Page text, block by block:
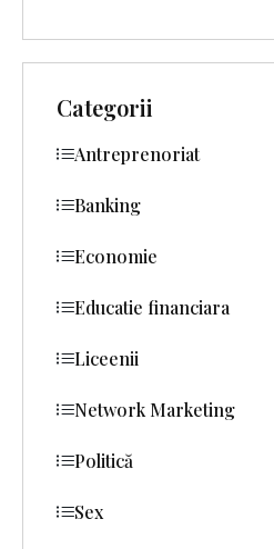
Categorii
Antreprenoriat
Banking
Economie
Educatie financiara
Liceenii
Network Marketing
Politică
Sex